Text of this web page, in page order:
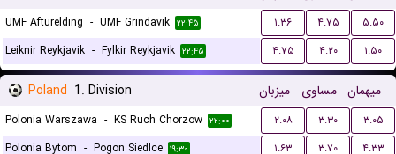
UMF Afturelding - UMF Grindavik ۲۲:۴۵ ۱.۳۶ ۴.۷۵
۵.۵۰
Leiknir Reykjavik - Fylkir Reykjavik ۲۲:۴۵ ۴.۷۵ ۴.۲۰ ۱.۵۰
Poland 1. Division میزبان مساوی میهمان
Polonia Warszawa - KS Ruch Chorzow ۲۲:۰۰ ۲.۰۸ ۳.۳۰
۳.۰۵
Polonia Bytom - Pogon Siedlce ۱۹:۳۰ ۱.۶۳ ۳.۷۰ ۴.۳۳